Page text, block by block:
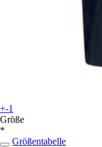
+-1
Größe
*
Größentabelle